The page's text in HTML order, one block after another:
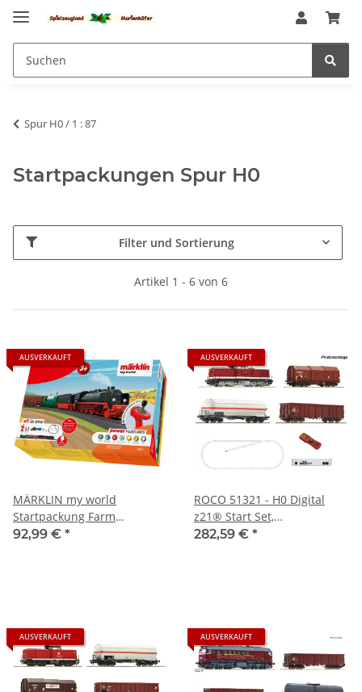
Spur H0 / 1 : 87
Startpackungen Spur H0
Filter und Sortierung
Artikel 1 - 6 von 6
AUSVERKAUFT
MÄRKLIN my world
Startpackung Farm
Dampflok mit Güterzug
92,99 € *
AUSVERKAUFT
ROCO 51321 - H0 Digital
z21® Start Set,
Diesellokomotive BR 114 mit
282,59 € *
AUSVERKAUFT AUSVERKAUFT